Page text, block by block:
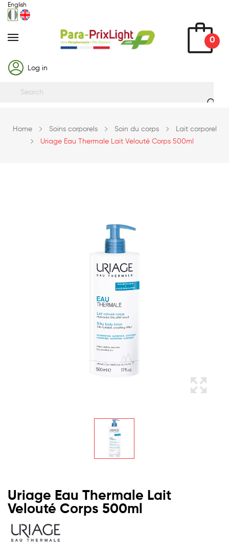
English
0
Log in
Home Soins corporels Soin du corps
Lait corporel
Uriage Eau Thermale Lait Velouté Corps 500ml
Uriage Eau Thermale Lait
Velouté Corps 500ml